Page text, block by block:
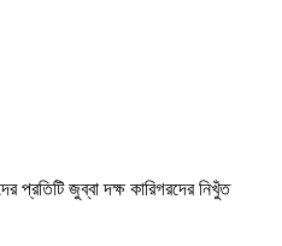
জুব্বা দক্ষ কারিগরদের নিখুঁত